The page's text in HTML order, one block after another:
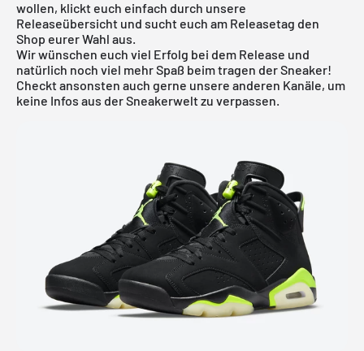
wollen, klickt euch einfach durch unsere
Releaseübersicht und sucht euch am Releasetag den
Shop eurer Wahl aus.
Wir wünschen euch viel Erfolg bei dem Release und
natürlich noch viel mehr Spaß beim tragen der Sneaker!
Checkt ansonsten auch gerne unsere anderen Kanäle, um
keine Infos aus der Sneakerwelt zu verpassen.